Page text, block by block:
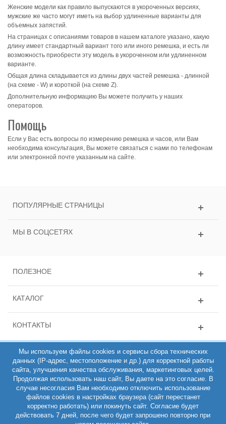
Женские модели как правило выпускаются в укороченных версиях,
мужские же часто могут иметь на выбор удлиненные варианты для
объемных запястий.
На страницах с описаниями товаров в нашем каталоге указано, какую
длину имеет стандартный вариант того или иного ремешка, и есть ли
возможность приобрести эту модель в укороченном или удлиненном
варианте.
Общая длина складывается из длины двух частей ремешка - длинной
(на схеме - W) и короткой (на схеме Z).
Дополнительную информацию Вы можете получить у наших
операторов.
Помощь
Если у Вас есть вопросы по измерению ремешка и часов, или Вам
необходима консультация, Вы можете связаться с нами по телефонам
или электронной почте указанным на сайте.
ПОПУЛЯРНЫЕ СТРАНИЦЫ
МЫ В СОЦСЕТЯХ
ПОЛЕЗНОЕ
КАТАЛОГ
КОНТАКТЫ
ИНН 781431135163, ОГРН 308784714100200, Интернет-магазин
РЕМЕШОП 2011-2026 (C)
Полная версия
Мы используем файлы cookies и сервисы сбора технических
данных (IP-адрес, местоположение и др.) для корректной работы
сайта, улучшения качества обслуживания, маркетинговых целей.
Продолжая использовать наш сайт, Вы даете на это согласие. В
случае несогласия Вам необходимо отключить использование
файлов cookies в настройках браузера (сайт перестанет
корректно работать) или покинуть сайт. Согласие будет
действовать 7 дней, после чего будет запрошено повторно при